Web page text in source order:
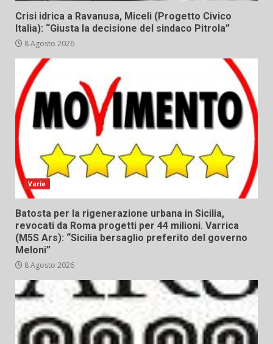
Crisi idrica a Ravanusa, Miceli (Progetto Civico
Italia): “Giusta la decisione del sindaco Pitrola”
8 Agosto 2026
Varie
Batosta per la rigenerazione urbana in Sicilia,
revocati da Roma progetti per 44 milioni. Varrica
(M5S Ars): “Sicilia bersaglio preferito del governo
Meloni”
8 Agosto 2026